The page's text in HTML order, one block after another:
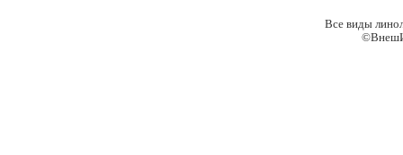
Все виды